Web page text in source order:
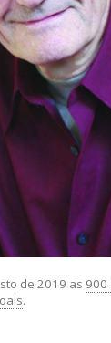
de 2019 as 900
.